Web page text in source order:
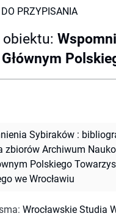
DO PRZYPISANIA
obiektu:
Sybiraków :
zbiorów Archiwum
Polskiego
we Wrocławiu
: Wrocławskie Studia